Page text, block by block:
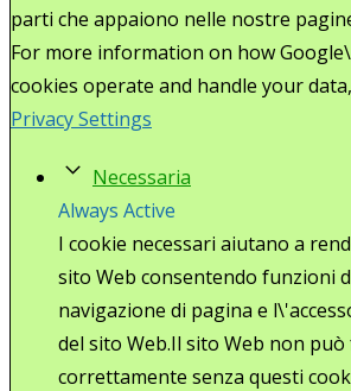
parti che appaiono nelle nostre
For more information on how
cookies operate and handle your
Privacy Settings
Necessaria
Always Active
I cookie necessari aiutano a
sito Web consentendo funzioni
navigazione di pagina e
del sito Web.Il sito Web non
correttamente senza questi